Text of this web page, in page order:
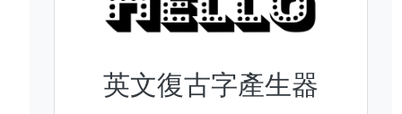
英文復古字產生器